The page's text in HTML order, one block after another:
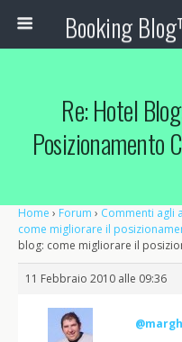
Re: Hotel
Posizionamento
Home › Forum › Commenti agli
come migliorare il
blog: come migliorare il
11 Febbraio 2010 alle 09:36